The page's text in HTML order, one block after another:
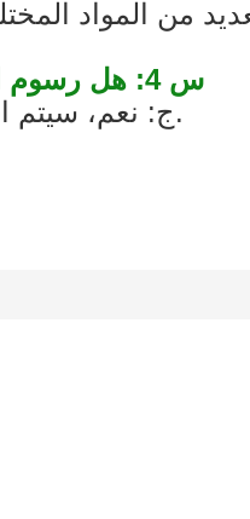
س 4: هل رسوم النموذج الأولي قابلة للاسترداد؟
ج: نعم، سيتم استرداد التكلفة مع عملية الإنتاج.